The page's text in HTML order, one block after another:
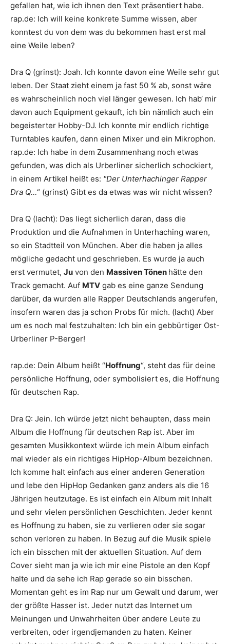
gefallen hat, wie ich ihnen den Text präsentiert habe.
rap.de: Ich will keine konkrete Summe wissen, aber
konntest du von dem was du bekommen hast erst mal
eine Weile leben?
Dra Q (grinst): Joah. Ich konnte davon eine Weile sehr gut
leben. Der Staat zieht einem ja fast 50 % ab, sonst wäre
es wahrscheinlich noch viel länger gewesen. Ich hab‘ mir
davon auch Equipment gekauft, ich bin nämlich auch ein
begeisterter Hobby-DJ. Ich konnte mir endlich richtige
Turntables kaufen, dann einen Mixer und ein Mikrophon.
rap.de: Ich habe in dem Zusammenhang noch etwas
gefunden, was dich als Urberliner sicherlich schockiert,
in einem Artikel heißt es: "Der Unterhachinger Rapper
Dra Q…“ (grinst) Gibt es da etwas was wir nicht wissen?
Dra Q (lacht): Das liegt sicherlich daran, dass die
Produktion und die Aufnahmen in Unterhaching waren,
so ein Stadtteil von München. Aber die haben ja alles
mögliche gedacht und geschrieben. Es wurde ja auch
erst vermutet, Ju von den Massiven Tönen hätte den
Track gemacht. Auf MTV gab es eine ganze Sendung
darüber, da wurden alle Rapper Deutschlands angerufen,
insofern waren das ja schon Probs für mich. (lacht) Aber
um es noch mal festzuhalten: Ich bin ein gebbürtiger Ost-
Urberliner P-Berger!
rap.de: Dein Album heißt “Hoffnung“, steht das für deine
persönliche Hoffnung, oder symbolisiert es, die Hoffnung
für deutschen Rap.
Dra Q: Jein. Ich würde jetzt nicht behaupten, dass mein
Album die Hoffnung für deutschen Rap ist. Aber im
gesamten Musikkontext würde ich mein Album einfach
mal wieder als ein richtiges HipHop-Album bezeichnen.
Ich komme halt einfach aus einer anderen Generation
und lebe den HipHop Gedanken ganz anders als die 16
Jährigen heutzutage. Es ist einfach ein Album mit Inhalt
und sehr vielen persönlichen Geschichten. Jeder kennt
es Hoffnung zu haben, sie zu verlieren oder sie sogar
schon verloren zu haben. In Bezug auf die Musik spiele
ich ein bisschen mit der aktuellen Situation. Auf dem
Cover sieht man ja wie ich mir eine Pistole an den Kopf
halte und da sehe ich Rap gerade so ein bisschen.
Momentan geht es im Rap nur um Gewalt und darum, wer
der größte Hasser ist. Jeder nutzt das Internet um
Meinungen und Unwahrheiten über andere Leute zu
verbreiten, oder irgendjemanden zu haten. Keiner